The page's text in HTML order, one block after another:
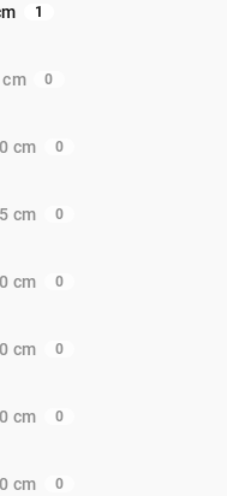
1
cm 0
cm 0
cm 0
cm 0
cm 0
cm 0
cm 0